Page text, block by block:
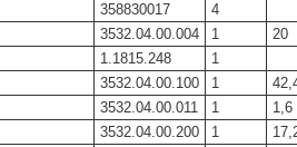
358830017
4
3532.04.00.004 1
20
1.1815.248
1
3532.04.00.100 1
3532.04.00.011 1
1,6
3532.04.00.200 1